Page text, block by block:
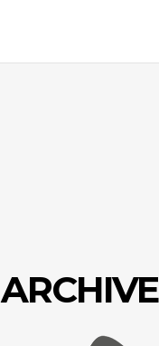
ARCHIVE